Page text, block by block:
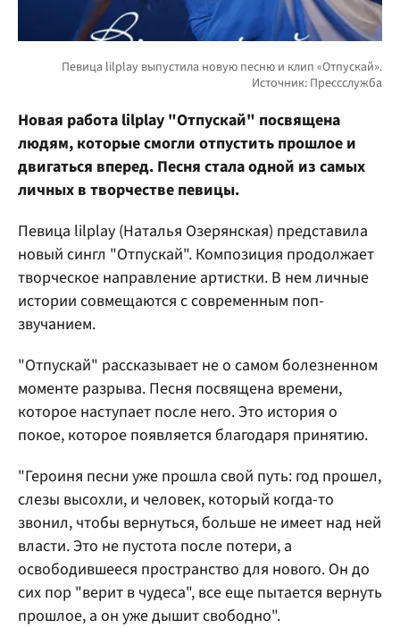
Новая работа lilplay "Отпускай" посвящена
людям, которые смогли отпустить прошлое и
двигаться вперед. Песня стала одной из самых
личных в творчестве певицы.
Певица lilplay (Наталья Озерянская) представила
новый сингл "Отпускай". Композиция продолжает
творческое направление артистки. В нем личные
истории совмещаются с современным поп-
звучанием.
"Отпускай" рассказывает не о самом болезненном
моменте разрыва. Песня посвящена времени,
которое наступает после него. Это история о
покое, которое появляется благодаря принятию.
"Героиня песни уже прошла свой путь: год прошел,
слезы высохли, и человек, который когда-то
звонил, чтобы вернуться, больше не имеет над ней
власти. Это не пустота после потери, а
освободившееся пространство для нового. Он до
сих пор "верит в чудеса", все еще пытается вернуть
прошлое, а он уже дышит свободно".